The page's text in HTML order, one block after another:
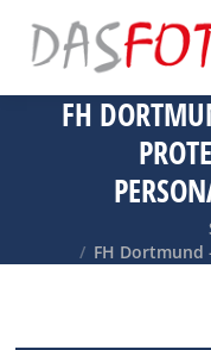
FH
Sie befinden sich
FH